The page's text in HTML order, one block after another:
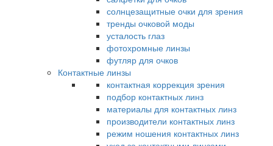
солнцезащитные очки для зрения
тренды очковой моды
усталость глаз
фотохромные линзы
футляр для очков
Контактные линзы
контактная коррекция зрения
подбор контактных линз
материалы для контактных линз
производители контактных линз
режим ношения контактных линз